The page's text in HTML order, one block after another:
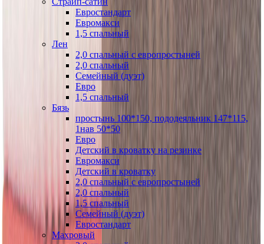
Евростандарт
Евромакси
1,5 спальный
Лен
2,0 спальный с европростыней
2,0 спальный
Семейный (дуэт)
Евро
1,5 спальный
Бязь
простынь 100*150, пододеяльник 147*115,
1нав 50*50
Евро
Детский в кроватку на резинке
Евромакси
Детский в кроватку
2,0 спальный с европростыней
2,0 спальный
1,5 спальный
Семейный (дуэт)
Евростандарт
Махровый